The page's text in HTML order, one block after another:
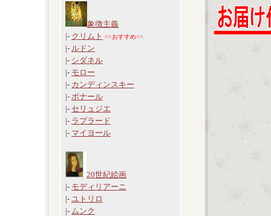
象徴主義
|- クリムト >>おすすめ<<
|- ルドン
|- シダネル
|- モロー
|- カンディンスキー
|- ボナール
|- セリュジエ
|- ラプラード
|- マイヨール
20世紀絵画
|- モディリアーニ
|- ユトリロ
|- ムンク